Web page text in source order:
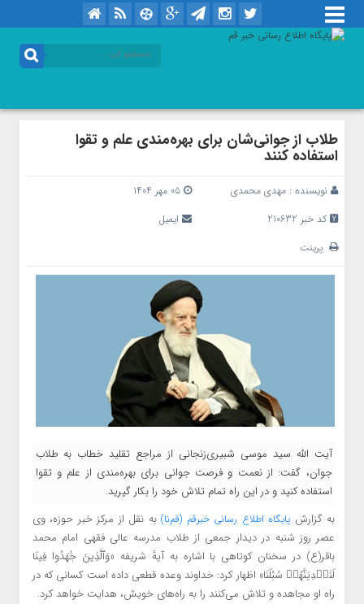
طلاب از جوانی‌شان برای بهره‌مندی علم و تقوا
استفاده کنند
نویسنده : مهدی محمدی
۰۵ مهر ۱۴۰۴
کد خبر 210632
ایمیل
پرینت
آیت الله سید موسی شبیری‌زنجانی از مراجع تقلید خطاب به طلاب
جوان، گفت: از نعمت و فرصت جوانی برای بهره‌مندی از علم و تقوا
استفاده کنید و در این راه تمام تلاش خود را بکار گیرید.
به گزارش پایگاه اطلاع رسانی خبرقم (قم‌نا)به نقل از مرکز خبر حوزه، وی
عصر روز شنبه در دیدار جمعی از طلاب مدرسه عالی فقهی امام محمد
باقر(ع) در سخنان کوتاهی با اشاره به آیهٔ شریفه «وَٱلَّذِینَ جَٰهَدُوا فِینَا
لَنَهۡدِیَنَّهُمۡ سُبُلَنَا» اظهار کرد: خداوند وعده قطعی داده است کسانی که در
راه او مجاهده و تلاش می‌کنند را به راه‌های خویش، هدایت خواهد کرد.